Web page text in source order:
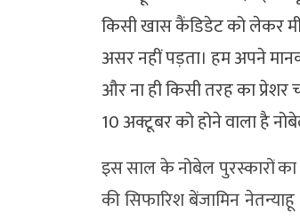
किसी खास कैंडिडेट को लेकर
असर नहीं पड़ता। हम अपने
और ना ही किसी तरह का प्रेशर
10 अक्टूबर को होने वाला है
इस साल के नोबेल पुरस्कारों का
की सिफारिश बेंजामिन